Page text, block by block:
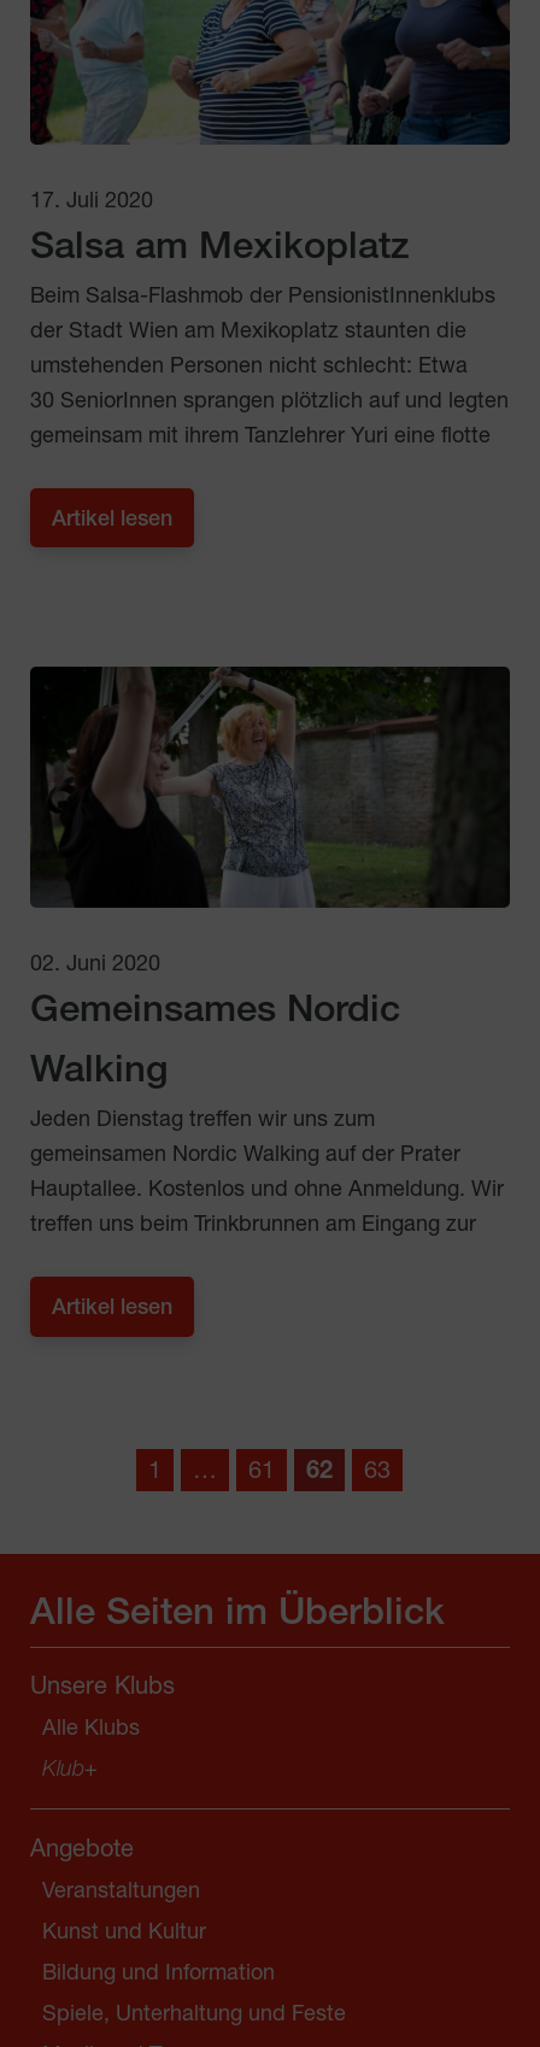
17. Juli 2020
Salsa am Mexikoplatz
Beim Salsa-Flashmob der PensionistInnenklubs
der Stadt Wien am Mexikoplatz staunten die
umstehenden Personen nicht schlecht: Etwa
30 SeniorInnen sprangen plötzlich auf und legten
gemeinsam mit ihrem Tanzlehrer Yuri eine flotte
Artikel lesen
02. Juni 2020
Gemeinsames Nordic
Walking
Jeden Dienstag treffen wir uns zum
gemeinsamen Nordic Walking auf der Prater
Hauptallee. Kostenlos und ohne Anmeldung. Wir
treffen uns beim Trinkbrunnen am Eingang zur
Artikel lesen
1 … 61 62 63
Alle Seiten im Überblick
Unsere Klubs
Alle Klubs
Klub+
Angebote
Veranstaltungen
Kunst und Kultur
Bildung und Information
Spiele, Unterhaltung und Feste